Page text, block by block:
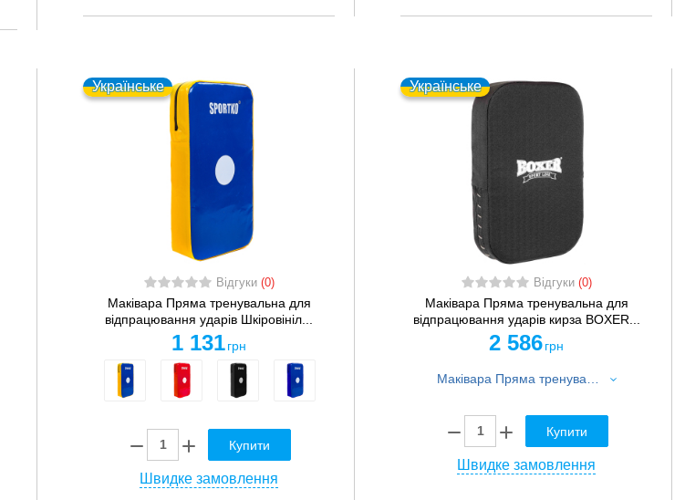
Українське
Відгуки (0)
Маківара Пряма тренувальна для
відпрацювання ударів Шкіровініл...
1 131 грн
Купити
Швидке замовлення
Українське
Відгуки (0)
Маківара Пряма тренувальна для
відпрацювання ударів кирза BOXER...
2 586 грн
Купити
Швидке замовлення